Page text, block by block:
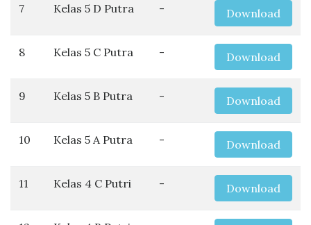
7 Kelas 5 D Putra - Download
8 Kelas 5 C Putra - Download
9 Kelas 5 B Putra - Download
10 Kelas 5 A Putra - Download
11 Kelas 4 C Putri - Download